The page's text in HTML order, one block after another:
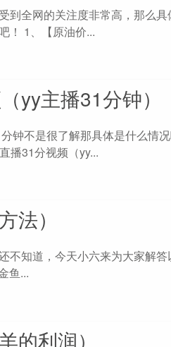
到全网的关注度非常高，那么
！ 1、【原油价...
yy主播31分钟）
钟不是很了解那具体是什么情
播31分视频（yy...
法）
不知道，今天小六来为大家解
鱼...
的利润）